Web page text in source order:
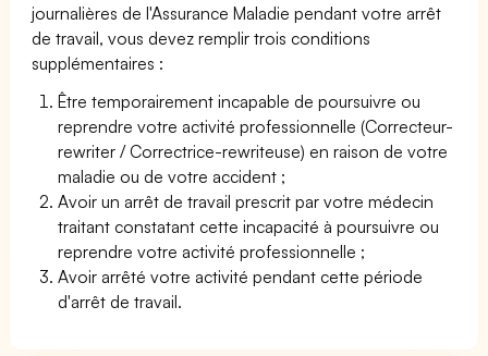
journalières de l'Assurance Maladie pendant votre arrêt
de travail, vous devez remplir trois conditions
supplémentaires :
Être temporairement incapable de poursuivre ou
reprendre votre activité professionnelle (Correcteur-
rewriter / Correctrice-rewriteuse) en raison de votre
maladie ou de votre accident ;
Avoir un arrêt de travail prescrit par votre médecin
traitant constatant cette incapacité à poursuivre ou
reprendre votre activité professionnelle ;
Avoir arrêté votre activité pendant cette période
d'arrêt de travail.